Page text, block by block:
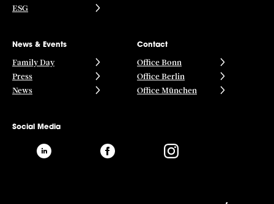
ESG
News & Events
Family Day
Press
News
Contact
Office Bonn
Office Berlin
Office München
Social Media